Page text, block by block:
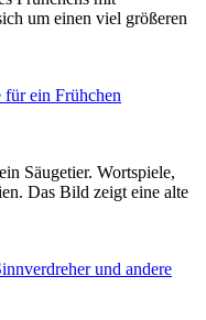
für ein Frühchen
und andere